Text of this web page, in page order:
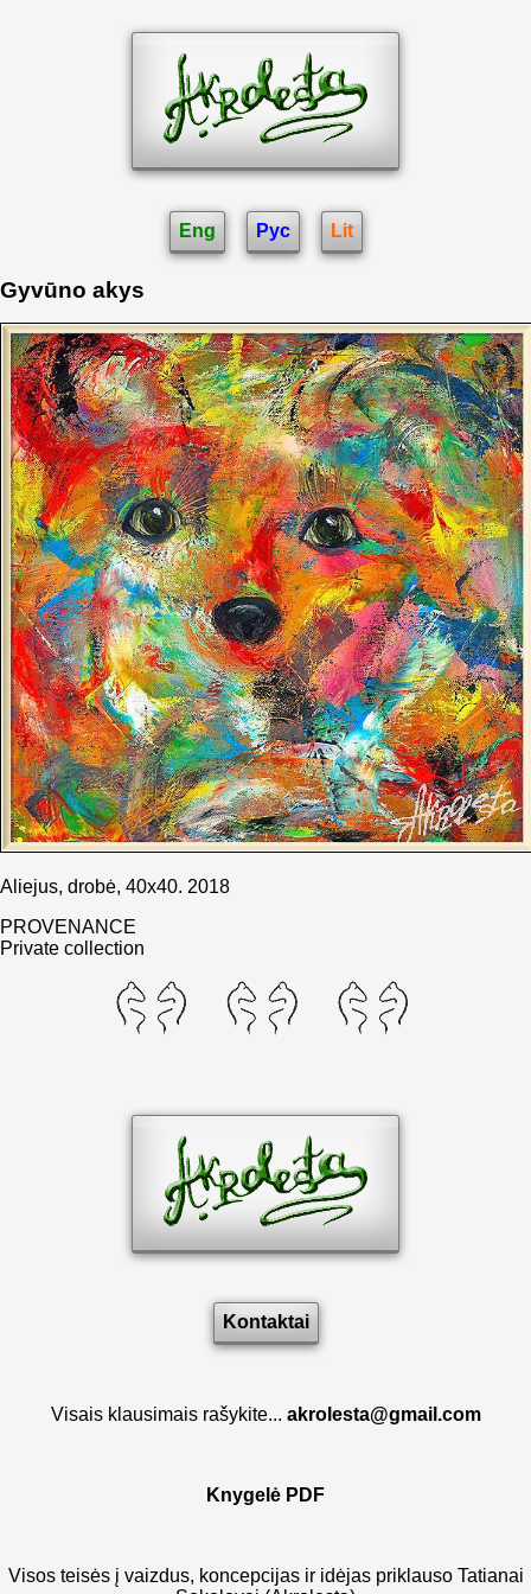
Eng Рус Lit
Gyvūno akys
Aliejus, drobė, 40x40. 2018
PROVENANCE
Private collection
Kontaktai
Visais klausimais rašykite... akrolesta@gmail.com
Knygelė PDF
Visos teisės į vaizdus, koncepcijas ir idėjas priklauso Tatianai